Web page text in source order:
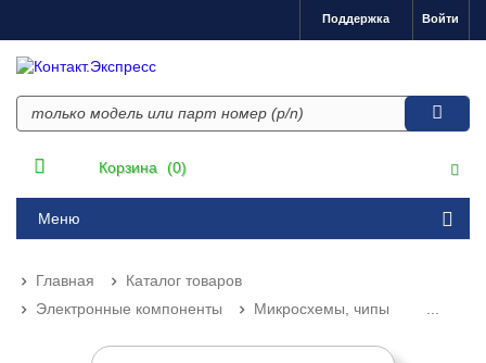
Войти
Поддержка
Корзина (0)
Меню
Главная
Каталог товаров
Электронные компоненты
Микросхемы, чипы